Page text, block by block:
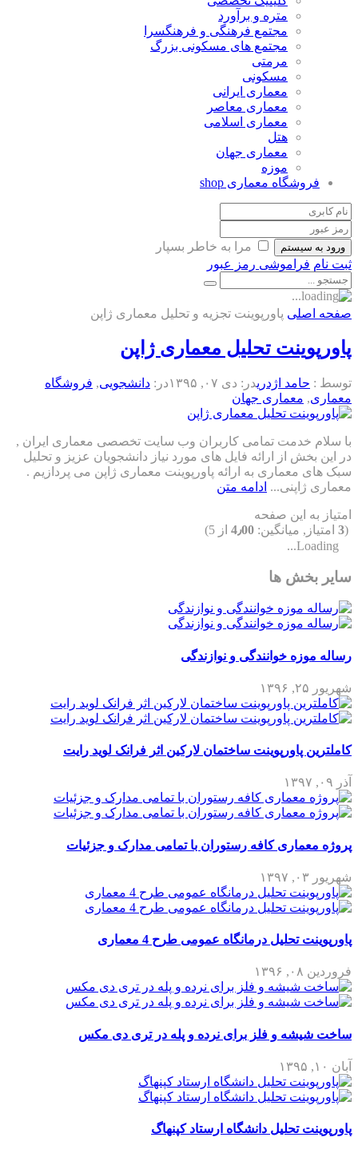
متره و برآورد
مجتمع فرهنگی و فرهنگسرا
مجتمع های مسکونی بزرگ
مرمتی
مسکونی
معماری ایرانی
معماری معاصر
معماری اسلامی
هتل
معماری جهان
موزه
فروشگاه معماری shop
ورود به سیستم
مرا به خاطر بسپار
ثبت نام فراموشی رمز عبور
صفحه اصلی پاورپوینت تجزیه و تحلیل معماری ژاپن
پاورپوینت تحلیل معماری ژاپن
توسط : حامد اژدریدر: دی ۰۷, ۱۳۹۵ در: دانشجویی, فروشگاه
معماری, معماری جهان
با سلام خدمت تمامی کاربران وب سایت تخصصی معماری ایران ,
در این بخش از ارائه فایل های مورد نیاز دانشجویان عزیز و تحلیل
سبک های معماری به ارائه پاورپوینت معماری ژاپن می پردازیم .
معماری ژاپنی... ادامه متن
امتیاز به این صفحه
(
3 امتیاز, میانگین: 4٫00 از 5)
Loading...
سایر بخش ها
رساله موزه خوانندگی و نوازندگی
شهریور ۲۵, ۱۳۹۶
کاملترین پاورپوینت ساختمان لارکین اثر فرانک لوید رایت
آذر ۰۹, ۱۳۹۷
پروژه معماری کافه رستوران با تمامی مدارک و جزئیات
شهریور ۰۳, ۱۳۹۷
پاورپوینت تحلیل درمانگاه عمومی طرح 4 معماری
فروردین ۰۸, ۱۳۹۶
ساخت شیشه و فلز برای نرده و پله در تری دی مکس
آبان ۱۰, ۱۳۹۵
پاورپوینت تحلیل دانشگاه ارستاد کپنهاگ